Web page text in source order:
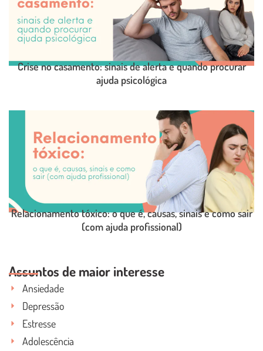
LEIA O POST COMPLETO
Crise no casamento: sinais de alerta e quando procurar
ajuda psicológica
Relacionamento tóxico: o que é, causas, sinais e como sair
(com ajuda profissional)
Assuntos de maior interesse
Ansiedade
Depressão
Estresse
Adolescência